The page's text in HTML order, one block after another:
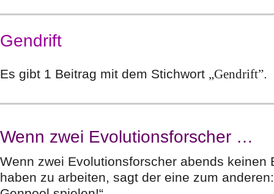
Gendrift
Es gibt 1 Beitrag mit dem Stichwort „Gendrift”.
Wenn zwei Evolutionsforscher …
Wenn zwei Evolutionsforscher abends keinen
haben zu arbeiten, sagt der eine zum